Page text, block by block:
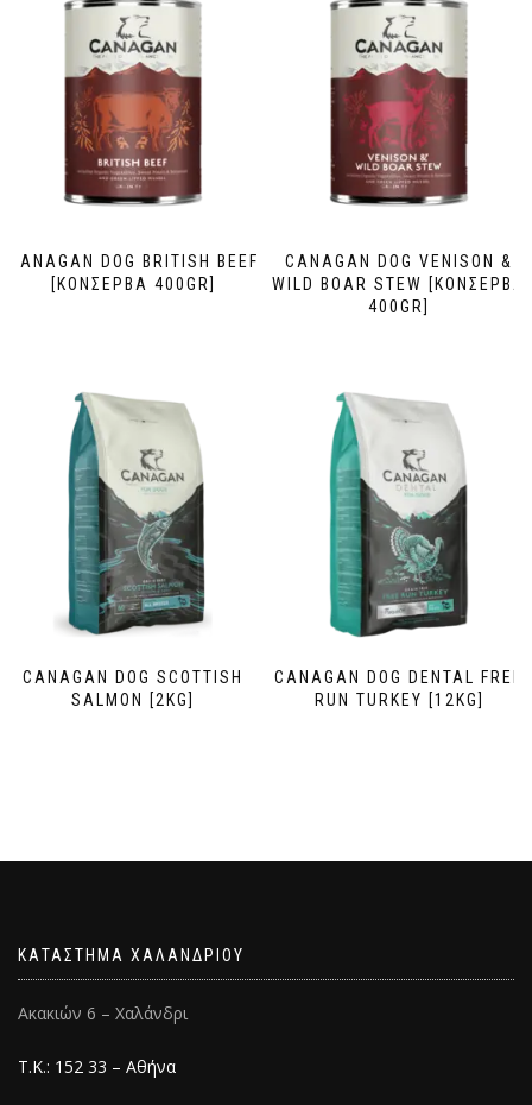
CANAGAN DOG BRITISH BEEF
[ΚΟΝΣΕΡΒΑ 400GR]
CANAGAN DOG VENISON &
WILD BOAR STEW [ΚΟΝΣΕΡΒΑ
400GR]
CANAGAN DOG SCOTTISH
SALMON [2KG]
CANAGAN DOG DENTAL FREE
RUN TURKEY [12KG]
ΚΑΤΑΣΤΗΜΑ ΧΑΛΑΝΔΡΙΟΥ
Ακακιών 6 – Χαλάνδρι
Τ.Κ.: 152 33 – Αθήνα